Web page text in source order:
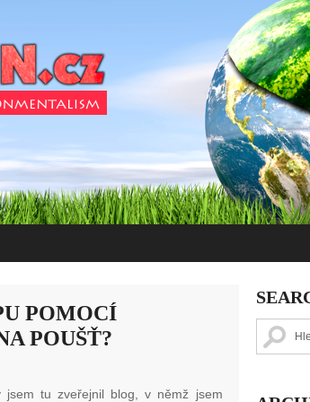
POMOCÍ
POUŠŤ?
jsem tu zveřejnil blog, v němž jsem